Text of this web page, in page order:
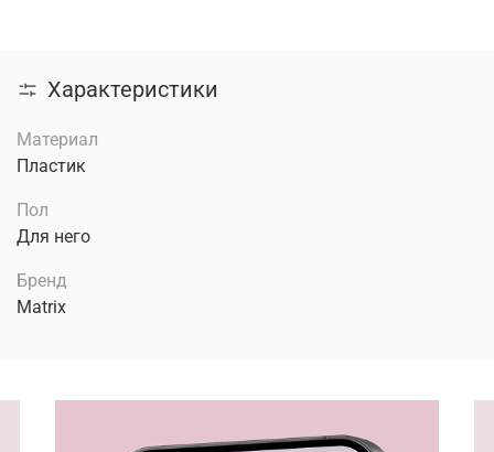
Характеристики
Материал
Пластик
Пол
Для него
Бренд
Matrix